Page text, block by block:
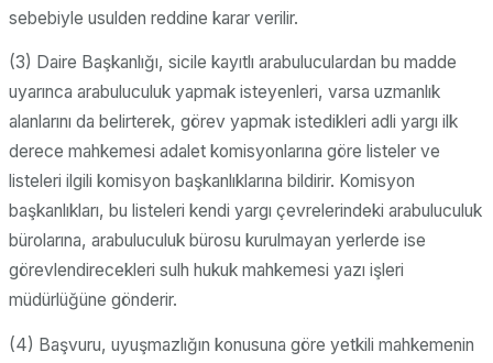
sebebiyle usulden reddine karar verilir.
(3) Daire Başkanlığı, sicile kayıtlı arabuluculardan bu madde
uyarınca arabuluculuk yapmak isteyenleri, varsa uzmanlık
alanlarını da belirterek, görev yapmak istedikleri adli yargı ilk
derece mahkemesi adalet komisyonlarına göre listeler ve
listeleri ilgili komisyon başkanlıklarına bildirir. Komisyon
başkanlıkları, bu listeleri kendi yargı çevrelerindeki arabuluculuk
bürolarına, arabuluculuk bürosu kurulmayan yerlerde ise
görevlendirecekleri sulh hukuk mahkemesi yazı işleri
müdürlüğüne gönderir.
(4) Başvuru, uyuşmazlığın konusuna göre yetkili mahkemenin